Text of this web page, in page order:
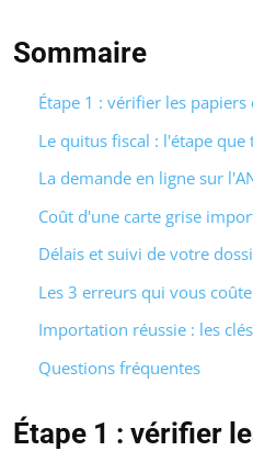
Sommaire
Étape 1 : vérifier les
Le quitus fiscal : l'étape
La demande en ligne sur
Coût d'une carte grise
Délais et suivi de votre
Les 3 erreurs qui vous
Importation réussie : les
Questions fréquentes
Étape 1 : vérifier